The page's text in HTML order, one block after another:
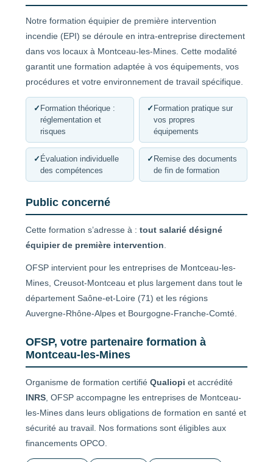
Notre formation équipier de première intervention
incendie (EPI) se déroule en intra-entreprise directement
dans vos locaux à Montceau-les-Mines. Cette modalité
garantit une formation adaptée à vos équipements, vos
procédures et votre environnement de travail spécifique.
✓ Formation théorique :
réglementation et
risques
✓ Formation pratique sur
vos propres
équipements
✓ Évaluation individuelle
des compétences
✓ Remise des documents
de fin de formation
Public concerné
Cette formation s’adresse à : tout salarié désigné
équipier de première intervention
OFSP intervient pour les entreprises de Montceau-les-
Mines, Creusot-Montceau et plus largement dans tout le
département Saône-et-Loire (71) et les régions
Auvergne-Rhône-Alpes et Bourgogne-Franche-Comté.
OFSP, votre partenaire formation à
Montceau-les-Mines
Organisme de formation certifié Qualiopi et accrédité
INRS , OFSP accompagne les entreprises de Montceau-
les-Mines dans leurs obligations de formation en santé et
sécurité au travail. Nos formations sont éligibles aux
financements OPCO.